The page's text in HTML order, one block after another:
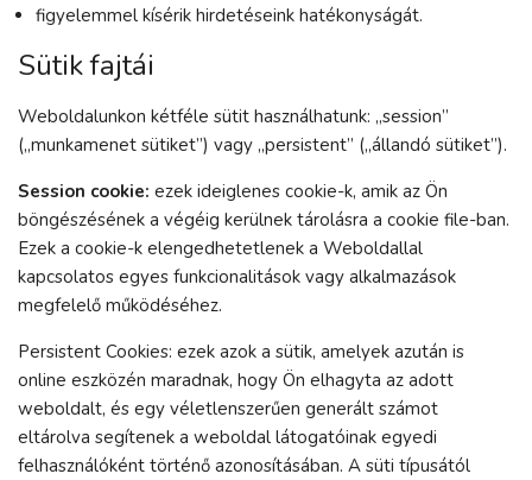
figyelemmel kísérik hirdetéseink hatékonyságát.
Sütik fajtái
Weboldalunkon kétféle sütit használhatunk: „session”
(„munkamenet sütiket”) vagy „persistent” („állandó sütiket”).
Session cookie: ezek ideiglenes cookie-k, amik az Ön
böngészésének a végéig kerülnek tárolásra a cookie file-ban.
Ezek a cookie-k elengedhetetlenek a Weboldallal
kapcsolatos egyes funkcionalitások vagy alkalmazások
megfelelő működéséhez.
Persistent Cookies: ezek azok a sütik, amelyek azután is
online eszközén maradnak, hogy Ön elhagyta az adott
weboldalt, és egy véletlenszerűen generált számot
eltárolva segítenek a weboldal látogatóinak egyedi
felhasználóként történő azonosításában. A süti típusától